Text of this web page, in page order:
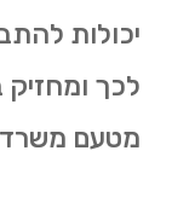
יכולות
לכך
מטעם